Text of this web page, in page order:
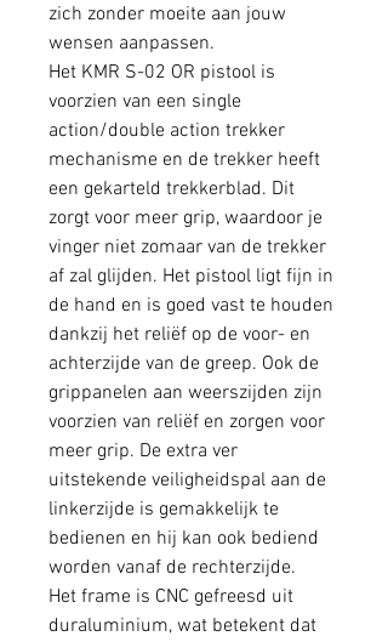
zich zonder moeite aan jouw
wensen aanpassen.
Het KMR S-02 OR pistool is
voorzien van een single
action/double action trekker
mechanisme en de trekker heeft
een gekarteld trekkerblad. Dit
zorgt voor meer grip, waardoor je
vinger niet zomaar van de trekker
af zal glijden. Het pistool ligt fijn in
de hand en is goed vast te houden
dankzij het reliëf op de voor- en
achterzijde van de greep. Ook de
grippanelen aan weerszijden zijn
voorzien van reliëf en zorgen voor
meer grip. De extra ver
uitstekende veiligheidspal aan de
linkerzijde is gemakkelijk te
bedienen en hij kan ook bediend
worden vanaf de rechterzijde.
Het frame is CNC gefreesd uit
duraluminium, wat betekent dat